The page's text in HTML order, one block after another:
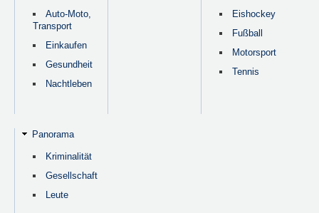
Auto-Moto,
Transport
Einkaufen
Gesundheit
Nachtleben
Eishockey
Fußball
Motorsport
Tennis
Panorama
Kriminalität
Gesellschaft
Leute